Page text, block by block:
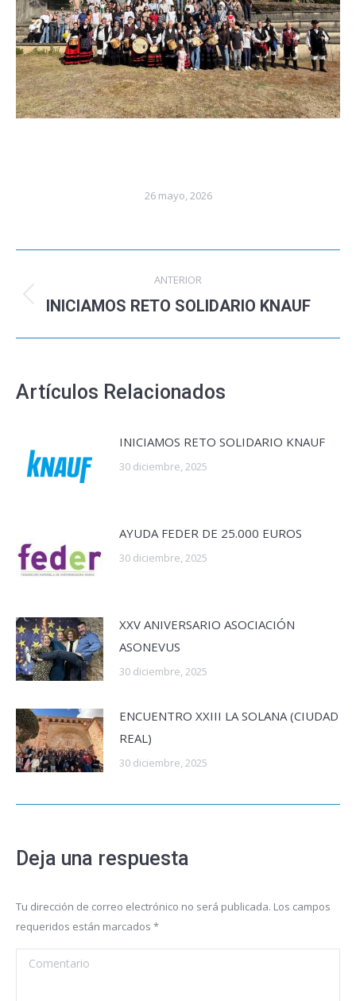
26 mayo, 2026
entre
publicaciones
ANTERIOR
Publicación
INICIAMOS RETO SOLIDARIO KNAUF
Artículos Relacionados
INICIAMOS RETO SOLIDARIO KNAUF
30 diciembre, 2025
AYUDA FEDER DE 25.000 EUROS
30 diciembre, 2025
XXV ANIVERSARIO ASOCIACIÓN
ASONEVUS
30 diciembre, 2025
ENCUENTRO XXIII LA SOLANA (CIUDAD
REAL)
30 diciembre, 2025
Deja una respuesta
Tu dirección de correo electrónico no será publicada. Los campos
requeridos están marcados *
Comentario